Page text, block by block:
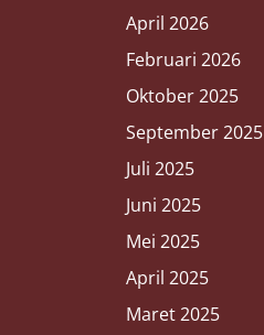
April 2026
Februari 2026
Oktober 2025
September 2025
Juli 2025
Juni 2025
Mei 2025
April 2025
Maret 2025